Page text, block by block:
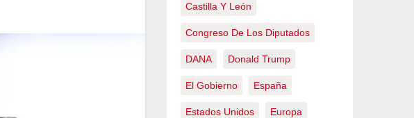
Castilla Y León
Congreso De Los Diputados
DANA Donald Trump
El Gobierno España
Estados Unidos Europa